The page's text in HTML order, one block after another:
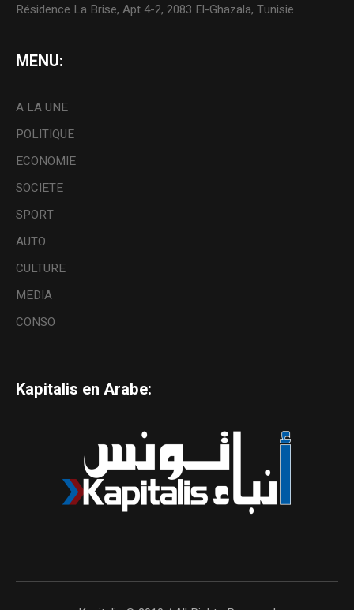
Résidence La Brise, Apt 4-2, 2083 El-Ghazala, Tunisie.
MENU:
A LA UNE
POLITIQUE
ECONOMIE
SOCIETE
SPORT
AUTO
CULTURE
MEDIA
CONSO
Kapitalis en Arabe: